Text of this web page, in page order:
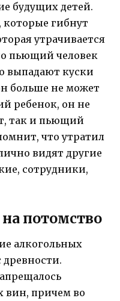
будущих детей.
гибнут
утрачивается
пьющий человек
выпадают куски
больше не может
ребенок, он не
так и пьющий
что утратил
видят другие
сотрудники,
потомство
алкогольных
древности.
вин, причем во